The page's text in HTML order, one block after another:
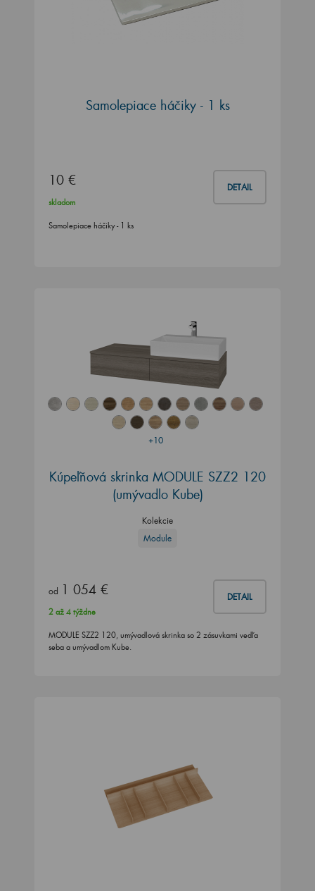
Samolepiace háčiky - 1 ks
10 € DETAIL
skladom
Samolepiace háčiky - 1 ks
+10
Kúpeľňová skrinka MODULE SZZ2 120
(umývadlo Kube)
Kolekcie
Module
od 1 054 € DETAIL
2 až 4 týždne
MODULE SZZ2 120, umývadlová skrinka so 2 zásuvkami vedľa
seba a umývadlom Kube.